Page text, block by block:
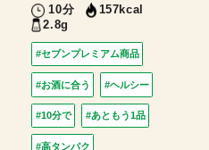
10分
157kcal
2.8g
#セブンプレミアム商品
#お酒に合う #ヘルシー
#10分で #あともう1品
#高タンパク